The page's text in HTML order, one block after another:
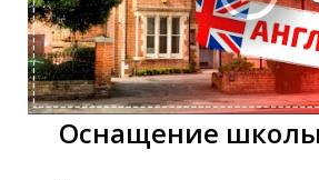
Оснащение школы